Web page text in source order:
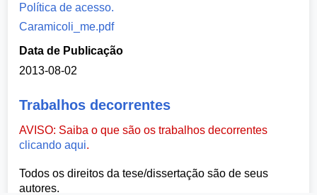
Política de acesso.
Caramicoli_me.pdf
Data de Publicação
2013-08-02
Trabalhos decorrentes
AVISO: Saiba o que são os trabalhos decorrentes
clicando aqui.
Todos os direitos da tese/dissertação são de seus
autores.